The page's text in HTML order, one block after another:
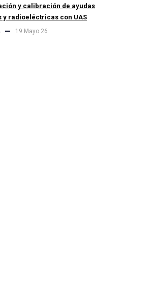
y calibración de ayudas
y radioeléctricas con UAS
19 Mayo 26